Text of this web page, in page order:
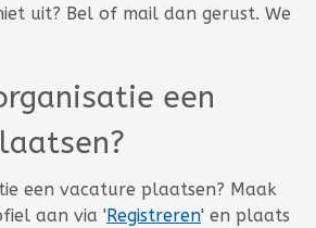
uit? Bel of mail dan gerust. We
een
een vacature plaatsen? Maak
aan via ' Registreren' en plaats